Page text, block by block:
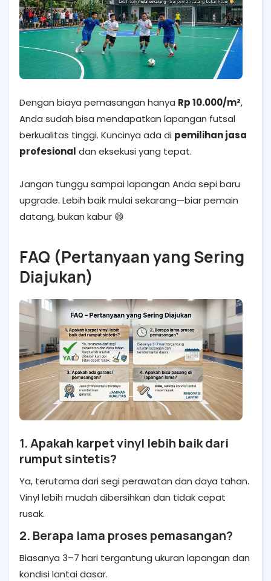
Dengan biaya pemasangan hanya Rp 10.000/m²,
Anda sudah bisa mendapatkan lapangan futsal
berkualitas tinggi. Kuncinya ada di pemilihan jasa
profesional dan eksekusi yang tepat.
Jangan tunggu sampai lapangan Anda sepi baru
upgrade. Lebih baik mulai sekarang—biar pemain
datang, bukan kabur 😄
FAQ (Pertanyaan yang Sering
Diajukan)
1. Apakah karpet vinyl lebih baik dari
rumput sintetis?
Ya, terutama dari segi perawatan dan daya tahan.
Vinyl lebih mudah dibersihkan dan tidak cepat
rusak.
2. Berapa lama proses pemasangan?
Biasanya 3–7 hari tergantung ukuran lapangan dan
kondisi lantai dasar.